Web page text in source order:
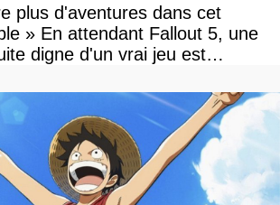
plus d'aventures dans cet
» En attendant Fallout 5, une
digne d'un vrai jeu est